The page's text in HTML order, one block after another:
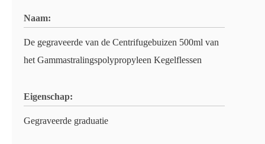
Naam:
De gegraveerde van de Centrifugebuizen 500ml van
het Gammastralingspolypropyleen Kegelflessen
Eigenschap:
Gegraveerde graduatie